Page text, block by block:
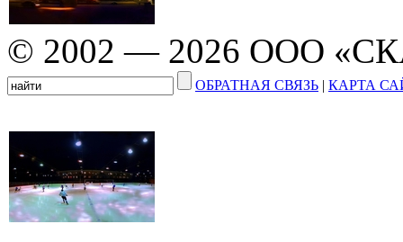
© 2002 — 2026 ООО
ОБРАТНАЯ СВЯЗЬ | КАРТА